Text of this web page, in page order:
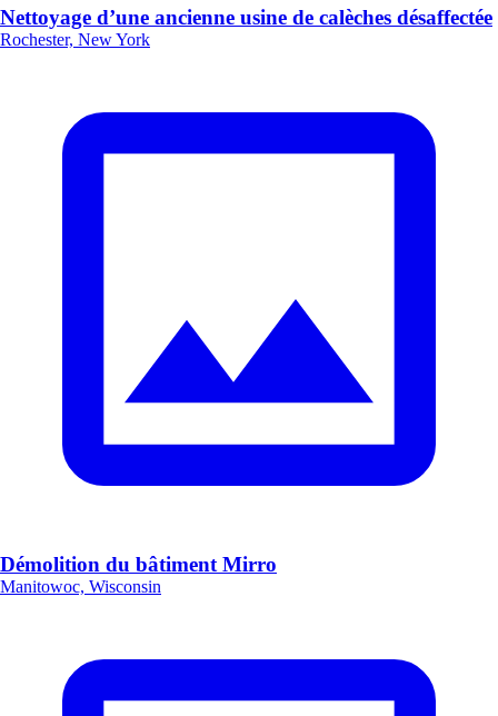
Nettoyage d’une ancienne usine de calèches désaffectée
Rochester, New York
Démolition du bâtiment Mirro
Manitowoc, Wisconsin